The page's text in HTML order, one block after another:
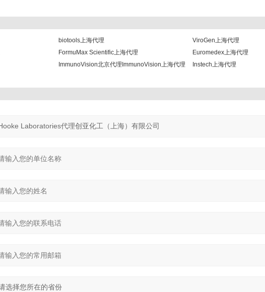
biotools上海代理
ViroGen上海代理
FormuMax Scientific上海代理
Euromedex上海代理
ImmunoVision北京代理ImmunoVision上海代理
Instech上海代理